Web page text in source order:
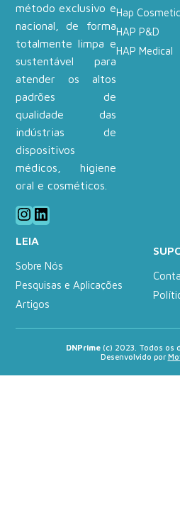
método exclusivo e
nacional, de forma
totalmente limpa e
sustentável para
atender os altos
padrões de
qualidade das
indústrias de
dispositivos
médicos, higiene
oral e cosméticos.
Instagram
LinkedIn
Hap Cosmetic
HAP P&D
HAP Medical
LEIA
Sobre Nós
Pesquisas e Aplicações
Artigos
DNPrime (c) 2023. Todos os
Desenvolvido por